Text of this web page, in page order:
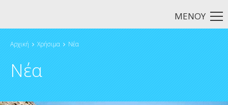
ΜΕΝΟΥ
Είστε εδώ
Αρχική Χρήσιμα Νέα
Νέα